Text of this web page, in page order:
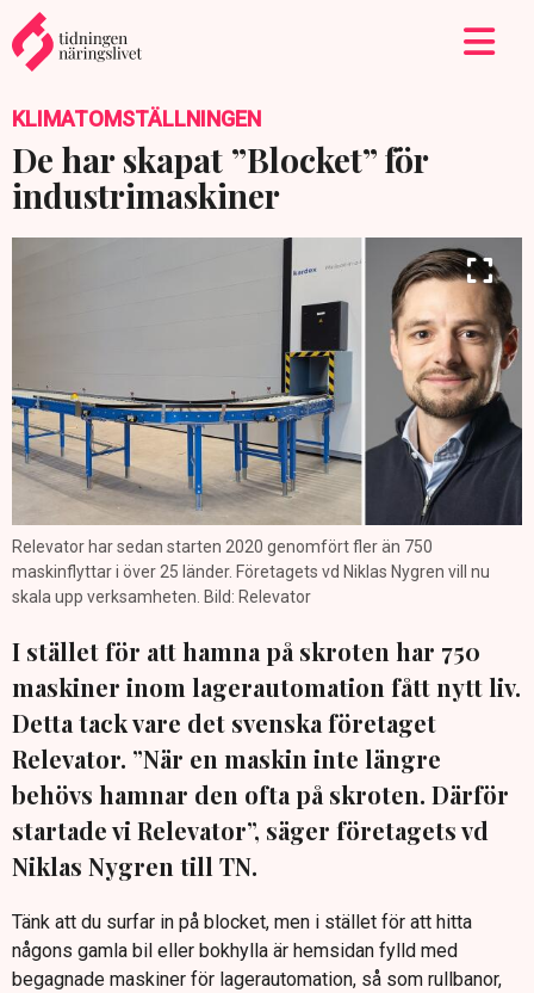
KLIMATOMSTÄLLNINGEN
De har skapat ”Blocket” för
industrimaskiner
Relevator har sedan starten 2020 genomfört fler än 750
maskinflyttar i över 25 länder. Företagets vd Niklas Nygren vill nu
skala upp verksamheten. Bild: Relevator
I stället för att hamna på skroten har 750
maskiner inom lagerautomation fått nytt liv.
Detta tack vare det svenska företaget
Relevator. ”När en maskin inte längre
behövs hamnar den ofta på skroten. Därför
startade vi Relevator”, säger företagets vd
Niklas Nygren till TN.
Tänk att du surfar in på blocket, men i stället för att hitta
någons gamla bil eller bokhylla är hemsidan fylld med
begagnade maskiner för lagerautomation, så som rullbanor,